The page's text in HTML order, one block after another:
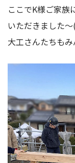
ここでK様ご家族
いただきました
大工さんたちも